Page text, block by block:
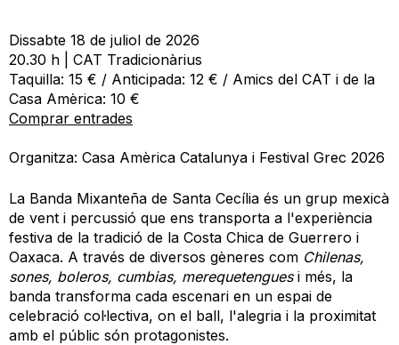
Dissabte 18 de juliol de 2026
20.30 h | CAT Tradicionàrius
Taquilla: 15 € / Anticipada: 12 € / Amics del CAT i de la
Casa Amèrica: 10 €
Comprar entrades
Organitza: Casa Amèrica Catalunya i Festival Grec 2026
La Banda Mixanteña de Santa Cecília és un grup mexicà
de vent i percussió que ens transporta a l'experiència
festiva de la tradició de la Costa Chica de Guerrero i
Oaxaca. A través de diversos gèneres com Chilenas,
sones, boleros, cumbias, merequetenguesi més, la
banda transforma cada escenari en un espai de
celebració col·lectiva, on el ball, l'alegria i la proximitat
amb el públic són protagonistes.